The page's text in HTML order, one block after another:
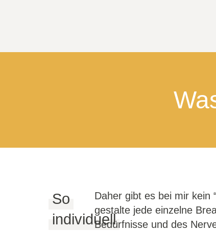
So
individuell
Daher gibt es bei mir kein
gestalte jede einzelne
Bedürfnisse und des